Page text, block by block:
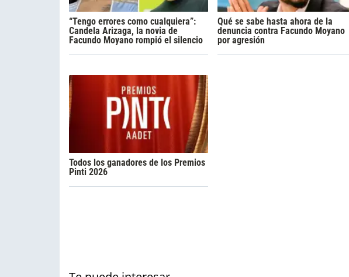
“Tengo errores como cualquiera”:
Candela Arizaga, la novia de
Facundo Moyano rompió el silencio
Qué se sabe hasta ahora de la
denuncia contra Facundo Moyano
por agresión
Todos los ganadores de los Premios
Pinti 2026